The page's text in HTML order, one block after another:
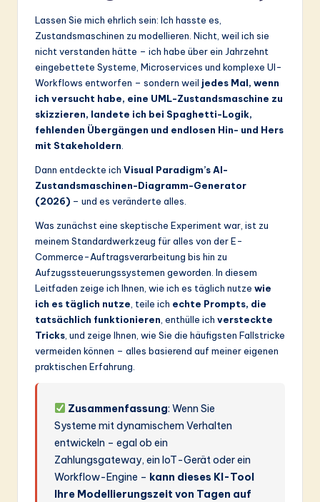
In
o
ti
o
Lassen Sie mich ehrlich sein: Ich hasste es,
Zustandsmaschinen zu modellieren. Nicht, weil ich sie
nicht verstanden hätte – ich habe über ein Jahrzehnt
eingebettete Systeme, Microservices und komplexe UI-
Workflows entworfen – sondern weil jedes Mal, wenn
ich versucht habe, eine UML-Zustandsmaschine zu
skizzieren, landete ich bei Spaghetti-Logik,
fehlenden Übergängen und endlosen Hin- und Hers
mit Stakeholdern
Dann entdeckte ich Visual Paradigm’s AI-
Zustandsmaschinen-Diagramm-Generator
(2026) – und es veränderte alles.
Was zunächst eine skeptische Experiment war, ist zu
meinem Standardwerkzeug für alles von der E-
Commerce-Auftragsverarbeitung bis hin zu
Aufzugssteuerungssystemen geworden. In diesem
Leitfaden zeige ich Ihnen, wie ich es täglich nutze wie
ich es täglich nutze , teile ich echte Prompts, die
tatsächlich funktionieren , enthülle ich versteckte
Tricks , und zeige Ihnen, wie Sie die häufigsten Fallstricke
vermeiden können – alles basierend auf meiner eigenen
praktischen Erfahrung.
Zusammenfassung: Wenn Sie
Systeme mit dynamischem Verhalten
entwickeln – egal ob ein
Zahlungsgateway, ein IoT-Gerät oder ein
Workflow-Engine – kann dieses KI-Tool
Ihre Modellierungszeit von Tagen auf